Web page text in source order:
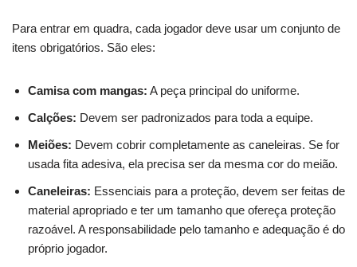
Para entrar em quadra, cada jogador deve usar um conjunto de
itens obrigatórios. São eles:
Camisa com mangas: A peça principal do uniforme.
Calções: Devem ser padronizados para toda a equipe.
Meiões: Devem cobrir completamente as caneleiras. Se for
usada fita adesiva, ela precisa ser da mesma cor do meião.
Caneleiras: Essenciais para a proteção, devem ser feitas de
material apropriado e ter um tamanho que ofereça proteção
razoável. A responsabilidade pelo tamanho e adequação é do
próprio jogador.